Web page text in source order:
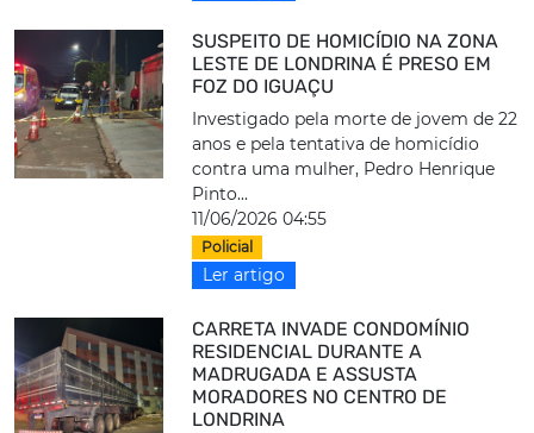
SUSPEITO DE HOMICÍDIO NA ZONA
LESTE DE LONDRINA É PRESO EM
FOZ DO IGUAÇU
Investigado pela morte de jovem de 22
anos e pela tentativa de homicídio
contra uma mulher, Pedro Henrique
Pinto...
11/06/2026 04:55
Policial
Ler artigo
CARRETA INVADE CONDOMÍNIO
RESIDENCIAL DURANTE A
MADRUGADA E ASSUSTA
MORADORES NO CENTRO DE
LONDRINA